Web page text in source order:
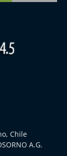
Chile
A.G.